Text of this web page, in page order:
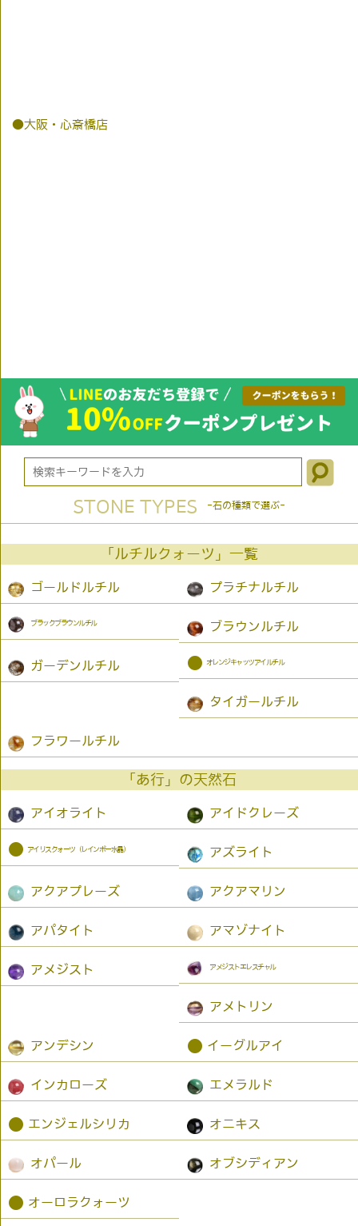
●大阪・心斎橋店
STONE TYPES -石の種類で選ぶ-
「ルチルクォーツ」一覧
ゴールドルチル プラチナルチル
ブラックブラウンルチル ブラウンルチル
ガーデンルチル ● オレンジキャッツアイルチル
タイガールチル
フラワールチル
「あ行」の天然石
アイオライト アイドクレーズ
● アイリスクォーツ（レインボー水晶） アズライト
アクアプレーズ アクアマリン
アパタイト アマゾナイト
アメジスト アメジストエレスチャル
アメトリン
アンデシン ● イーグルアイ
インカローズ エメラルド
● エンジェルシリカ オニキス
オパール オブシディアン
● オーロラクォーツ